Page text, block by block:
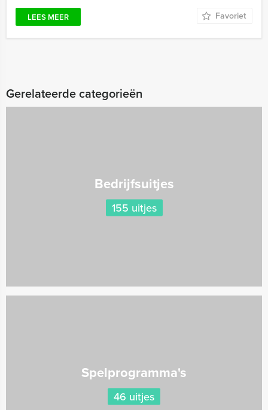
LEES MEER Favoriet
Gerelateerde categorieën
Bedrijfsuitjes
155 uitjes
Spelprogramma's
46 uitjes